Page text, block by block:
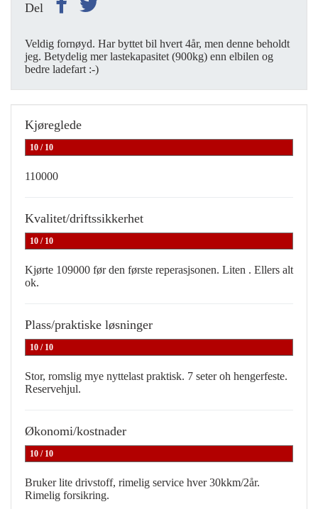
Del
Veldig fornøyd. Har byttet bil hvert 4år, men denne beholdt
jeg. Betydelig mer lastekapasitet (900kg) enn elbilen og
bedre ladefart :-)
Kjøreglede
10 / 10
110000
Kvalitet/driftssikkerhet
10 / 10
Kjørte 109000 før den første reperasjsonen. Liten . Ellers alt
ok.
Plass/praktiske løsninger
10 / 10
Stor, romslig mye nyttelast praktisk. 7 seter oh hengerfeste.
Reservehjul.
Økonomi/kostnader
10 / 10
Bruker lite drivstoff, rimelig service hver 30kkm/2år.
Rimelig forsikring.